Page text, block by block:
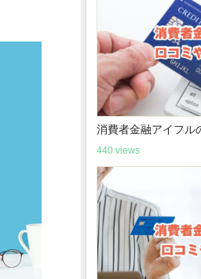
消費者金融アイフル
440 views